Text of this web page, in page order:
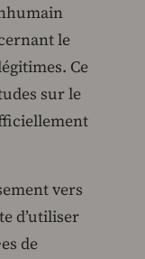
le
Ce
sur le
vers
d’utiliser
de